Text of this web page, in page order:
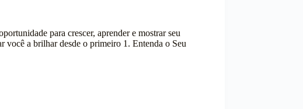
para crescer, aprender e mostrar seu
você a brilhar desde o primeiro 1. Entenda o Seu